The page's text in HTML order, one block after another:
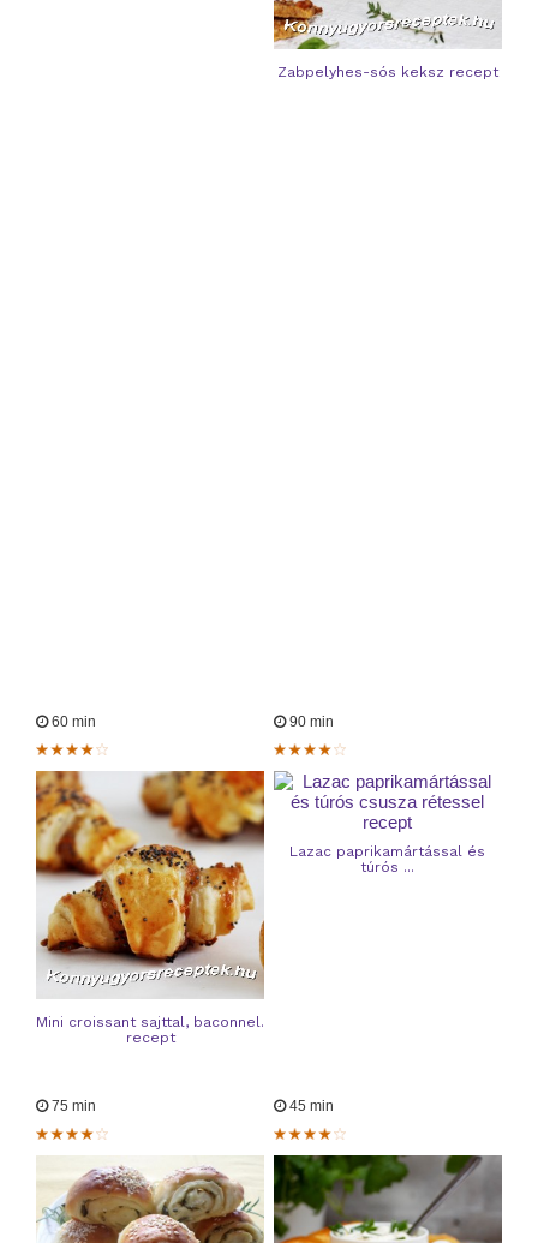
Zabpelyhes-sós keksz recept
60 min
Mini croissant sajttal, baconnel.
recept
90 min
Lazac paprikamártással és
túrós ...
75 min 45 min